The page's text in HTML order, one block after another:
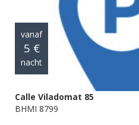
vanaf
5 €
nacht
Calle Viladomat 85
BHMI 8799